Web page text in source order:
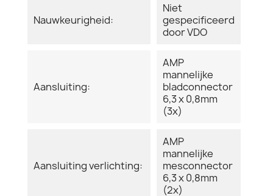
Nauwkeurigheid:
Niet
gespecificeerd
door VDO
Aansluiting:
AMP
mannelijke
bladconnector
6,3 x 0,8mm
(3x)
Aansluiting verlichting:
AMP
mannelijke
mesconnector
6,3 x 0,8mm
(2x)